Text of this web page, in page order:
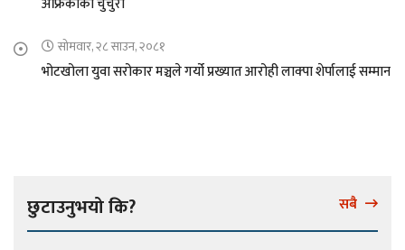
सोमवार, २८ साउन, २०८१
भोटखोला युवा सरोकार मञ्चले गर्यो प्रख्यात आरोही लाक्पा शेर्पालाई सम्मान
छुटाउनुभयो कि? सबै